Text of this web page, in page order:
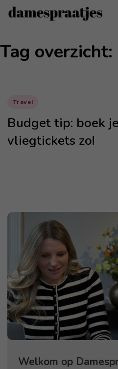
Tag
Travel
Budget tip: boek
vliegtickets zo!
Welkom op